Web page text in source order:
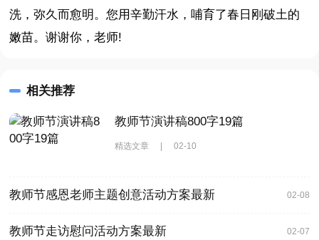
洗，弥久而愈明。您用辛勤汗水，哺育了春日刚破土的
嫩苗。谢谢你，老师!
相关推荐
教师节演讲稿800字19篇
精选文章 | 02-10
教师节感恩老师主题创意活动方案最新 02-08
教师节走访慰问活动方案最新 02-07